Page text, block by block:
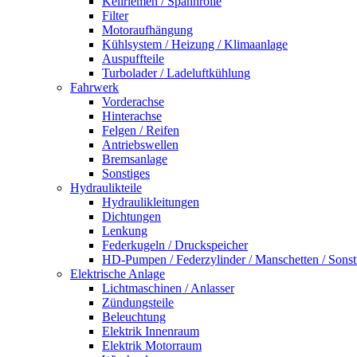
Filter
Motoraufhängung
Kühlsystem / Heizung / Klimaanlage
Auspuffteile
Turbolader / Ladeluftkühlung
Fahrwerk
Vorderachse
Hinterachse
Felgen / Reifen
Antriebswellen
Bremsanlage
Sonstiges
Hydraulikteile
Hydraulikleitungen
Dichtungen
Lenkung
Federkugeln / Druckspeicher
HD-Pumpen / Federzylinder / Manschetten /
Elektrische Anlage
Lichtmaschinen / Anlasser
Zündungsteile
Beleuchtung
Elektrik Innenraum
Elektrik Motorraum